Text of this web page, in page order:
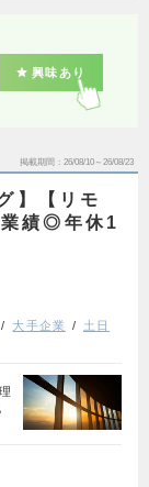
興味あり
掲載期間 26/08/10～26/08/23
】【リモ
業績◎年休1
大手企業
土日